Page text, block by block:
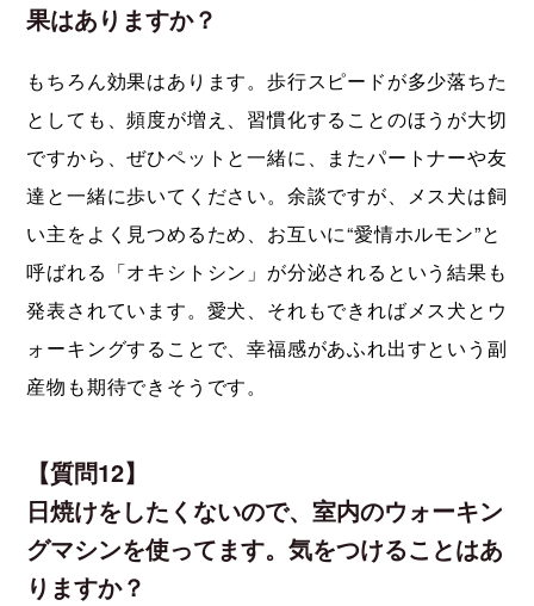
果はありますか？
もちろん効果はあります。歩行スピードが多少落ちた
としても、頻度が増え、習慣化することのほうが大切
ですから、ぜひペットと一緒に、またパートナーや友
達と一緒に歩いてください。余談ですが、メス犬は飼
い主をよく見つめるため、お互いに“愛情ホルモン”と
呼ばれる「オキシトシン」が分泌されるという結果も
発表されています。愛犬、それもできればメス犬とウ
ォーキングすることで、幸福感があふれ出すという副
産物も期待できそうです。
【質問12】
日焼けをしたくないので、室内のウォーキン
グマシンを使ってます。気をつけることはあ
りますか？